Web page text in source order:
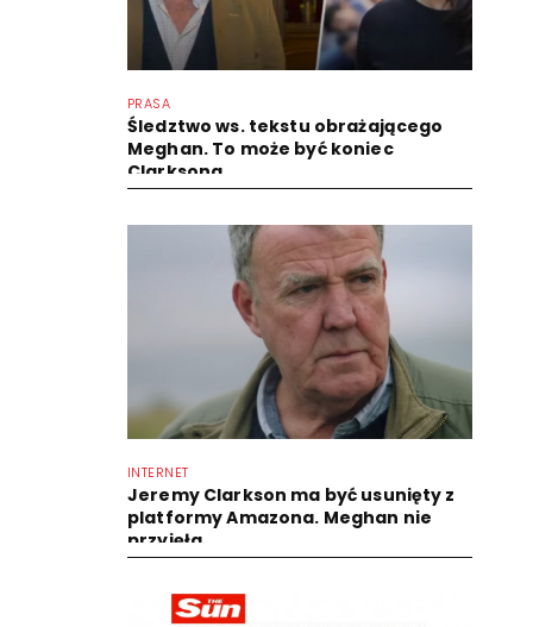
PRASA
Śledztwo ws. tekstu obrażającego
Meghan. To może być koniec
Clarksona
INTERNET
Jeremy Clarkson ma być usunięty z
platformy Amazona. Meghan nie
przyjęła...